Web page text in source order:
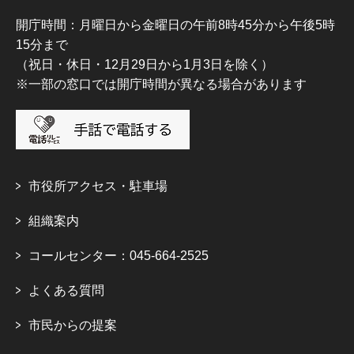
開庁時間：月曜日から金曜日の午前8時45分から午後5時
15分まで
（祝日・休日・12月29日から1月3日を除く）
※一部の窓口では開庁時間が異なる場合があります
市役所アクセス・駐車場
組織案内
コールセンター：045-664-2525
よくある質問
市民からの提案